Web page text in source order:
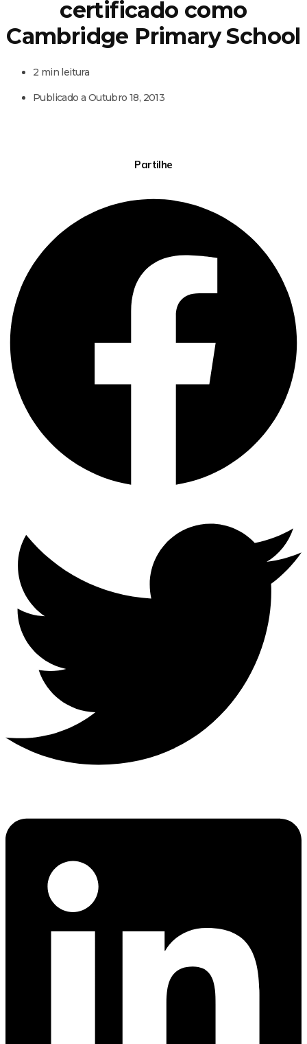
certificado como
Cambridge Primary School
2 min leitura
Publicado a Outubro 18, 2013
Partilhe